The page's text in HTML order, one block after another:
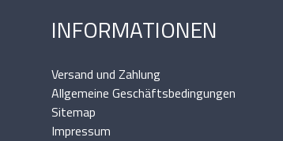
INFORMATIONEN
Versand und Zahlung
Allgemeine Geschäftsbedingungen
Sitemap
Impressum